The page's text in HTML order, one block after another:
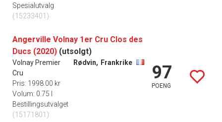
Spesialutvalg
(15233401)
Angerville Volnay 1er Cru Clos des
Ducs (2020) (utsolgt)
Volnay Premier
Cru
Rødvin, Frankrike
Pris: 1998.00 kr
Volum: 0.75 l
Bestillingsutvalget
(15171801)
97
POENG